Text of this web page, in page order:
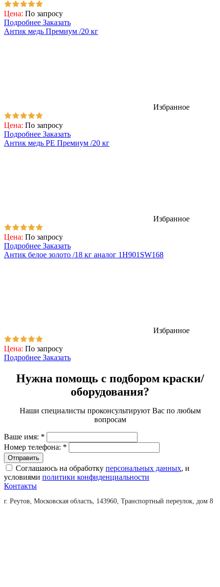
Цена: По запросу
Подробнее Заказать
Антик медь Премиум /20 кг
Избранное
Цена: По запросу
Подробнее Заказать
Антик медь PE Премиум /20 кг
Избранное
Цена: По запросу
Подробнее Заказать
Антик белое золото /18 кг аналог 1H901SW168
Избранное
Цена: По запросу
Подробнее Заказать
Нужна помощь с подбором краски/
оборудования?
Наши специалисты проконсультируют Вас по любым
вопросам
Ваше имя: *
Номер телефона: *
Соглашаюсь на обработку персональных данных, и
условиями политики конфиденциальности
Контакты
г. Реутов, Московская область, 143960, Транспортный переулок, дом 8